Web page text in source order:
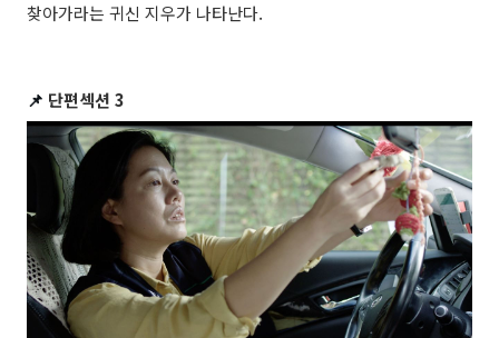
찾아가라는 귀신 지우가 나타난다.
📌 단편섹션 3